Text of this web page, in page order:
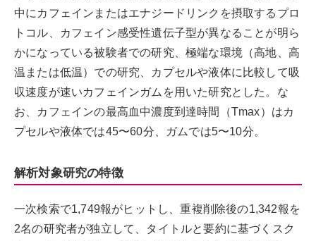
中にカフェインまたはエナジードリンクを摂取するプロ
トコル、カフェイン感受性遺伝子型が異なることが明ら
かになっている被験者での研究、極端な環境（高地、高
温または低温）での研究、カプセルや液体に比較して吸
収速度が速いカフェインガムを用いた研究とした。な
お、カフェインの最高血中濃度到達時間（Tmax）はカ
プセルや液体では45〜60分、ガムでは5〜10分。
解析対象研究の特徴
一次検索で1,749報がヒットし、重複削除後の1,342報を
2名の研究者が独立して、タイトルと要約に基づくスク